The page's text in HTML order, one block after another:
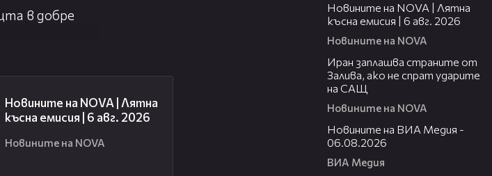
в добре
Новините на NOVA | Лятна
късна емисия | 6 авг. 2026
Новините на NOVA
Новините на NOVA | Лятна
късна емисия | 6 авг. 2026
Новините на NOVA
Иран заплашва страните от
Залива, ако не спрат ударите
на САЩ
Новините на NOVA
Новините на ВИА Медия -
06.08.2026
ВИА Медия